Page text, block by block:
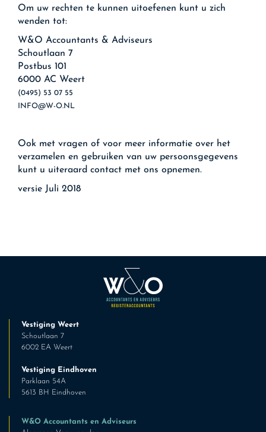
Om uw rechten te kunnen uitoefenen kunt u zich
wenden tot:
W&O Accountants & Adviseurs
Schoutlaan 7
Postbus 101
6000 AC Weert
(0495) 53 07 55
INFO@W-O.NL
Ook met vragen of voor meer informatie over het
verzamelen en gebruiken van uw persoonsgegevens
kunt u uiteraard contact met ons opnemen.
versie Juli 2018
Vestiging Weert
Schoutlaan 7
6002 EA Weert
Vestiging Eindhoven
Parklaan 54A
5613 BH Eindhoven
W&O Accountants en Adviseurs